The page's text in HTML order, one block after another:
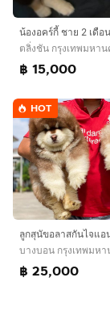
น้องอคร์กี้ ชาย 2 เดือน
ตลิ่งชัน กรุงเทพมหาน
฿ 15,000
HOT
บางบอน กรุงเทพมหา
฿ 25,000